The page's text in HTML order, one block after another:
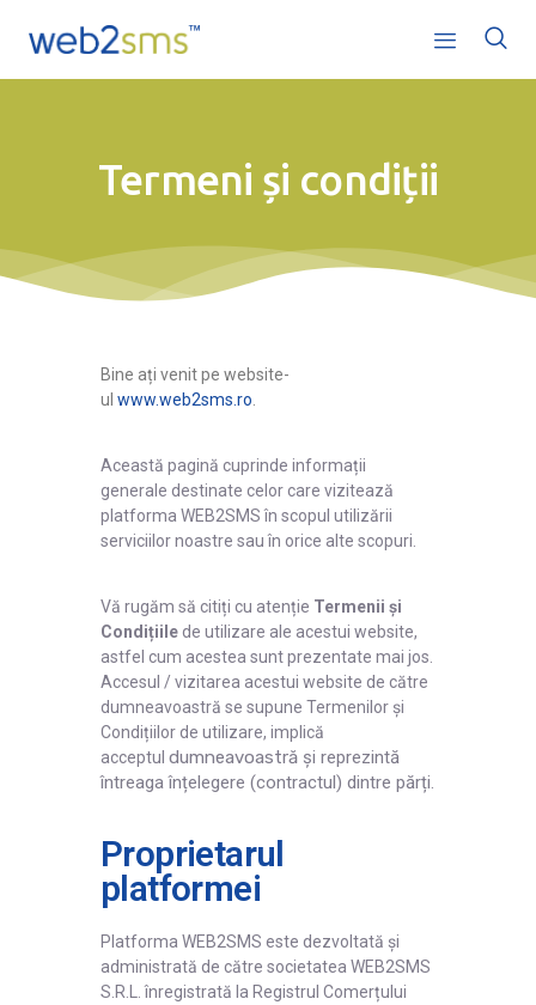
Termeni și condiții
Acasă
Ofertă
Ajutor
Înregistrare
Autentificare
Bine ați venit pe website-
ul www.web2sms.ro
Această pagină cuprinde informații
generale destinate celor care vizitează
platforma WEB2SMS în scopul utilizării
serviciilor noastre sau în orice alte scopuri.
Vă rugăm să citiți cu atenție Termenii și
Condițiile de utilizare ale acestui website,
astfel cum acestea sunt prezentate mai jos.
Accesul / vizitarea acestui website de către
dumneavoastră se supune Termenilor și
Condițiilor de utilizare, implică
acceptul dumneavoastră și reprezintă
întreaga înțelegere (contractul) dintre părți.
Proprietarul
platformei
Platforma WEB2SMS este dezvoltată și
administrată de către societatea WEB2SMS
S.R.L. înregistrată la Registrul Comerțului